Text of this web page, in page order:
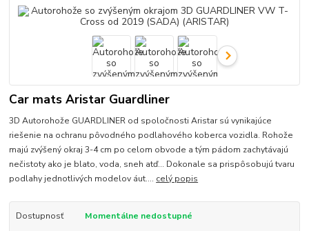
Car mats Aristar Guardliner
3D Autorohože GUARDLINER od spoločnosti Aristar sú vynikajúce
riešenie na ochranu pôvodného podlahového koberca vozidla. Rohože
majú zvýšený okraj 3-4 cm po celom obvode a tým pádom zachytávajú
nečistoty ako je blato, voda, sneh atď... Dokonale sa prispôsobujú tvaru
podlahy jednotlivých modelov áut.... celý popis
Dostupnosť Momentálne nedostupné